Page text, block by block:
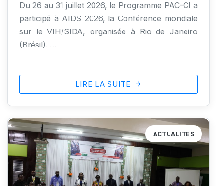
Du 26 au 31 juillet 2026, le Programme PAC-CI a
participé à AIDS 2026, la Conférence mondiale
sur le VIH/SIDA, organisée à Rio de Janeiro
(Brésil). …
LIRE LA SUITE
ACTUALITES